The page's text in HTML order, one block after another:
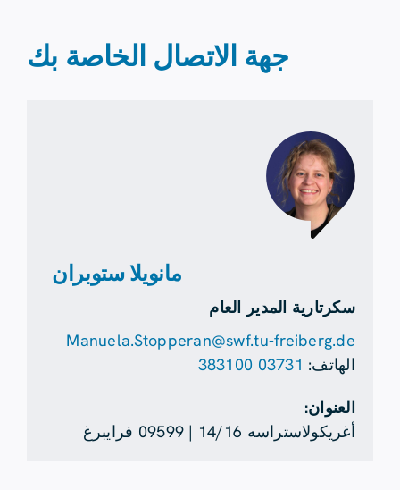
جهة الاتصال الخاصة بك
مانويلا ستوبران
سكرتارية المدير العام
Manuela.Stopperan@swf.tu-freiberg.de
الهاتف: 03731 383100
العنوان:
أغريكولاستراسه 14/16 | 09599 فرايبرغ